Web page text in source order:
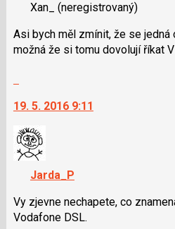
názor.
navigaci
lze
klávesy
pro
následující
a
P
pro
předchozí
Xan_
(neregistrovaný)
Asi bych měl zmínit, že se jedná
možná že si tomu dovolují říkat
další
názor.
K
navigaci
lze
použít
i
19. 5. 2016 9:11
Jarda_P
Vy zjevne nechapete, co
Vodafone DSL.